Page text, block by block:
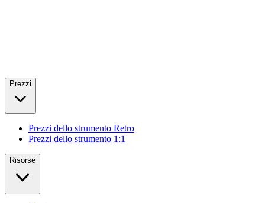
Prezzi
Prezzi dello strumento Retro
Prezzi dello strumento 1:1
Risorse